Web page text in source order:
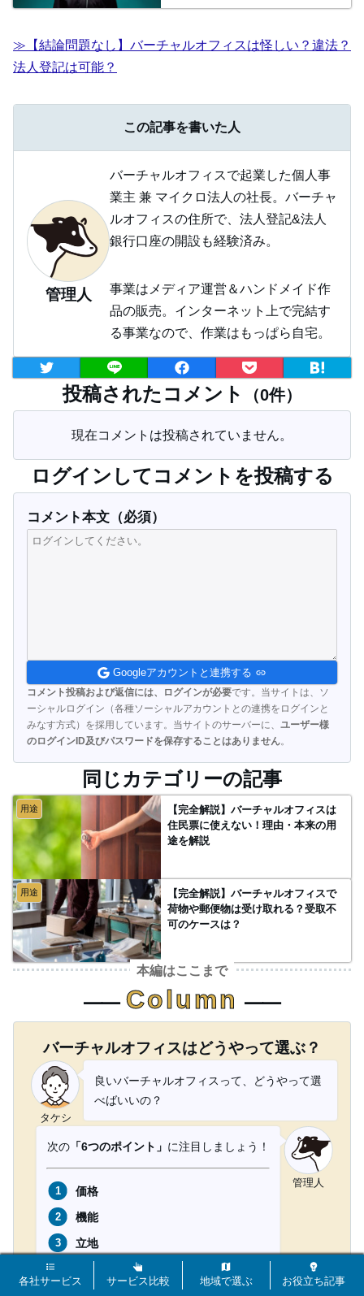
各社サービス サービス比較 地域で選ぶ お役立ち記事
≫【結論問題なし】バーチャルオフィスは怪しい？違法？
法人登記は可能？
この記事を書いた人
管理人
バーチャルオフィスで起業した個人事
業主 兼 マイクロ法人の社長。バーチャ
ルオフィスの住所で、法人登記&法人
銀行口座の開設も経験済み。
事業はメディア運営＆ハンドメイド作
品の販売。インターネット上で完結す
る事業なので、作業はもっぱら自宅。
投稿されたコメント （0件）
現在コメントは投稿されていません。
ログインしてコメントを投稿する
コメント本文（必須）
Googleアカウントと連携する
コメント投稿および返信には、ログインが必要です。当サイトは、ソ
ーシャルログイン（各種ソーシャルアカウントとの連携をログインと
みなす方式）を採用しています。当サイトのサーバーに、 ユーザー様
のログインID及びパスワードを保存することはありません。
同じカテゴリーの記事
用途
【完全解説】バーチャルオフィスは
住民票に使えない！理由・本来の用
途を解説
用途
【完全解説】バーチャルオフィスで
荷物や郵便物は受け取れる？受取不
可のケースは？
本編はここまで
⸺ Column ⸺
バーチャルオフィスはどうやって選ぶ？
タケシ
良いバーチャルオフィスって、どうやって選
べばいいの？
管理人
次の 「6つのポイント」 に注目しましょう！
価格
機能
立地